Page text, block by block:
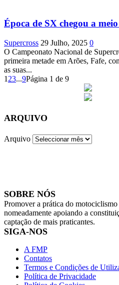
Época de SX chegou a
Supercross 29 Julho, 2025 0
O Campeonato Nacional de
primeira metade em Arões, Fafe,
as suas...
1 23...9Página 1 de 9
ARQUIVO
Arquivo
SOBRE NÓS
Promover a prática do motociclismo
nomeadamente apoiando a
captação de mais praticantes.
SIGA-NOS
A FMP
Contatos
Termos e Condições de
Política de Privacidade